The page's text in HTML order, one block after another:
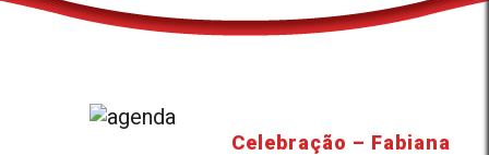
Celebração – Fabiana